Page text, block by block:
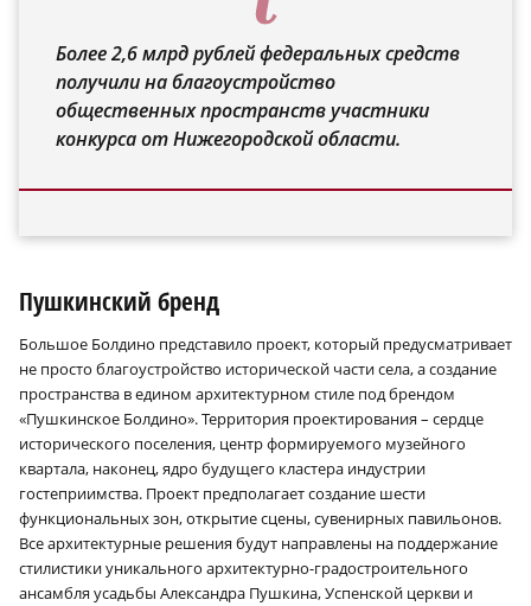
Более 2,6 млрд рублей федеральных средств
получили на благоустройство
общественных пространств участники
конкурса от Нижегородской области.
Пушкинский бренд
Большое Болдино представило проект, который предусматривает
не просто благоустройство исторической части села, а создание
пространства в едином архитектурном стиле под брендом
«Пушкинское Болдино». Территория проектирования – сердце
исторического поселения, центр формируемого музейного
квартала, наконец, ядро будущего кластера индустрии
гостеприимства. Проект предполагает создание шести
функциональных зон, открытие сцены, сувенирных павильонов.
Все архитектурные решения будут направлены на поддержание
стилистики уникального архитектурно-градостроительного
ансамбля усадьбы Александра Пушкина, Успенской церкви и